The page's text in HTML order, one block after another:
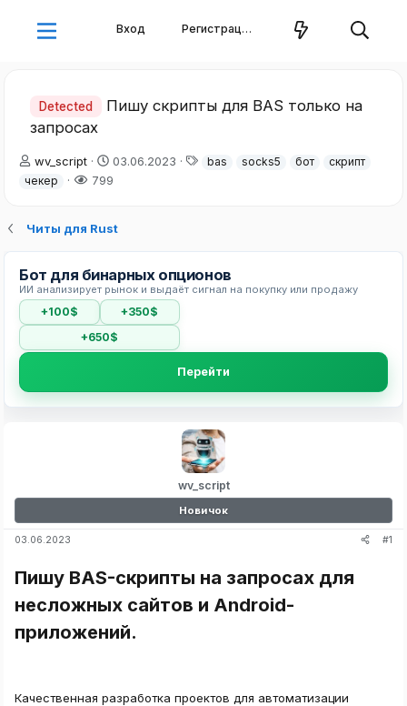
Вход Регистрация
Detected
Пишу скрипты для BAS только на
запросах
А
в
р
м
ы
wv_script
Д
а
н
а
л
03.06.2023
Тbas socks5 бот
скрипт
чекер
799
Читы для Rust
Бот для бинарных опционов
ИИ анализирует рынок и выдаёт сигнал на покупку или продажу
+100$
+350$
+650$
Перейти
wv_script
Новичок
03.06.2023 #1
Пишу BAS-скрипты на запросах для
несложных сайтов и Android-
приложений.​
Качественная разработка проектов для автоматизации